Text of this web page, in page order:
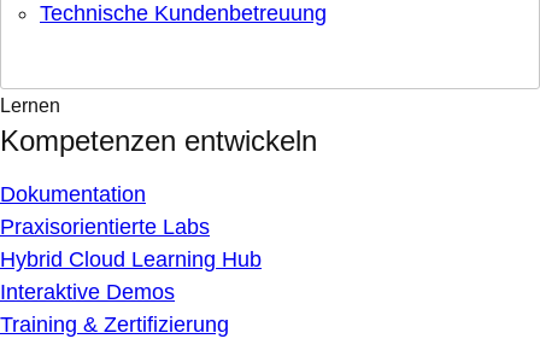
Technische Kundenbetreuung
Lernen
Kompetenzen entwickeln
Dokumentation
Praxisorientierte Labs
Hybrid Cloud Learning Hub
Interaktive Demos
Training & Zertifizierung